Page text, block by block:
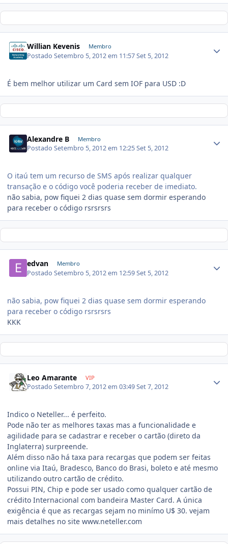
Willian Kevenis Membro
PostadoSetembro 5, 2012 em 11:57Set 5, 2012
É bem melhor utilizar um Card sem IOF para USD :D
Alexandre B Membro
PostadoSetembro 5, 2012 em 12:25Set 5, 2012
O itaú tem um recurso de SMS após realizar qualquer
transação e o código você poderia receber de imediato.
não sabia, pow fiquei 2 dias quase sem dormir esperando
para receber o código rsrsrsrs
edvan Membro
PostadoSetembro 5, 2012 em 12:59Set 5, 2012
não sabia, pow fiquei 2 dias quase sem dormir esperando
para receber o código rsrsrsrs
KKK
Leo Amarante VIP
PostadoSetembro 7, 2012 em 03:49Set 7, 2012
Indico o Neteller... é perfeito.
Pode não ter as melhores taxas mas a funcionalidade e
agilidade para se cadastrar e receber o cartão (direto da
Inglaterra) surpreende.
Além disso não há taxa para recargas que podem ser feitas
online via Itaú, Bradesco, Banco do Brasi, boleto e até mesmo
utilizando outro cartão de crédito.
Possui PIN, Chip e pode ser usado como qualquer cartão de
crédito Internacional com bandeira Master Card. A única
exigência é que as recargas sejam no minímo U$ 30. vejam
mais detalhes no site www.neteller.com